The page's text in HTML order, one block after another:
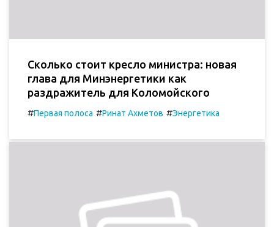
Сколько стоит кресло министра: новая
глава для Минэнергетики как
раздражитель для Коломойского
#Первая полоса #Ринат Ахметов #Энергетика